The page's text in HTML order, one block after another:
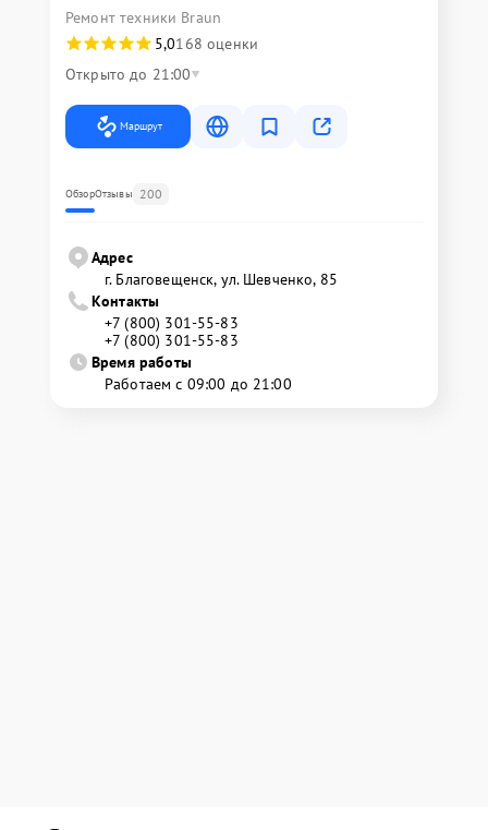
Ремонт техники Braun
5,0168 оценки
Открыто до 21:00
Маршрут
ОбзорОтзывы 200
Адрес
г. Благовещенск, ул. Шевченко, 85
Контакты
+7 (800) 301-55-83
+7 (800) 301-55-83
Время работы
Работаем с 09:00 до 21:00